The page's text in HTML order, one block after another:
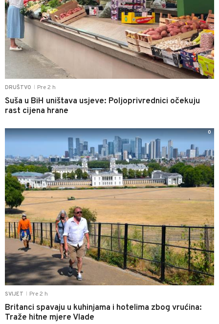
DRUŠTVO Pre 2 h
Suša u BiH uništava usjeve: Poljoprivrednici očekuju
rast cijena hrane
SVIJET Pre 2 h
Britanci spavaju u kuhinjama i hotelima zbog vrućina:
Traže hitne mjere Vlade
0